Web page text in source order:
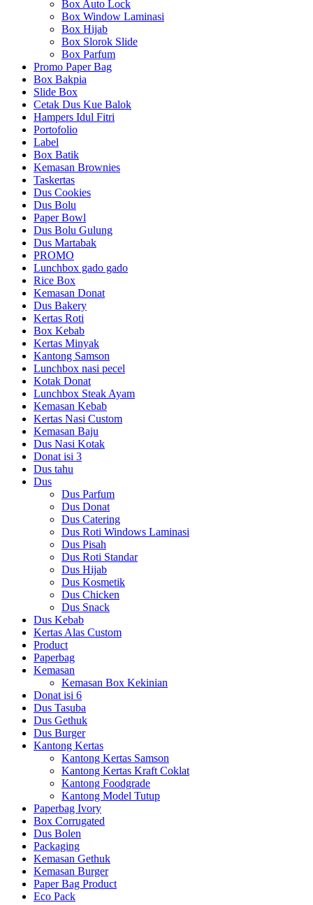
Box Auto Lock
Box Window Laminasi
Box Hijab
Box Slorok Slide
Box Parfum
Promo Paper Bag
Box Bakpia
Slide Box
Cetak Dus Kue Balok
Hampers Idul Fitri
Portofolio
Label
Box Batik
Kemasan Brownies
Taskertas
Dus Cookies
Dus Bolu
Paper Bowl
Dus Bolu Gulung
Dus Martabak
PROMO
Lunchbox gado gado
Rice Box
Kemasan Donat
Dus Bakery
Kertas Roti
Box Kebab
Kertas Minyak
Kantong Samson
Lunchbox nasi pecel
Kotak Donat
Lunchbox Steak Ayam
Kemasan Kebab
Kertas Nasi Custom
Kemasan Baju
Dus Nasi Kotak
Donat isi 3
Dus tahu
Dus
Dus Parfum
Dus Donat
Dus Catering
Dus Roti Windows Laminasi
Dus Pisah
Dus Roti Standar
Dus Hijab
Dus Kosmetik
Dus Chicken
Dus Snack
Dus Kebab
Kertas Alas Custom
Product
Paperbag
Kemasan
Kemasan Box Kekinian
Donat isi 6
Dus Tasuba
Dus Gethuk
Dus Burger
Kantong Kertas
Kantong Kertas Samson
Kantong Kertas Kraft Coklat
Kantong Foodgrade
Kantong Model Tutup
Paperbag Ivory
Box Corrugated
Dus Bolen
Packaging
Kemasan Gethuk
Kemasan Burger
Paper Bag Product
Eco Pack